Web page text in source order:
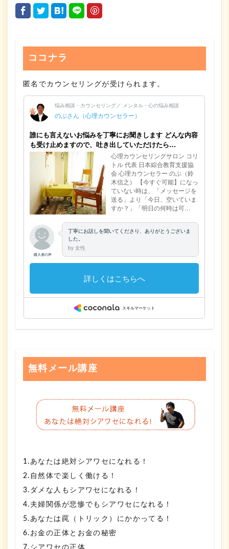
ココナラ
匿名でカウンセリングが受けられます。
無料メール講座
1.あなたは絶対シアワセになれる！
2.自然体で楽しく働ける！
3.ダメな人もシアワセになれる！
4.夫婦関係が悲惨でもシアワセになれる！
5.あなたは罠（トリック）にかかってる！
6.お金の正体とお金の秘密
7.シアワセの正体